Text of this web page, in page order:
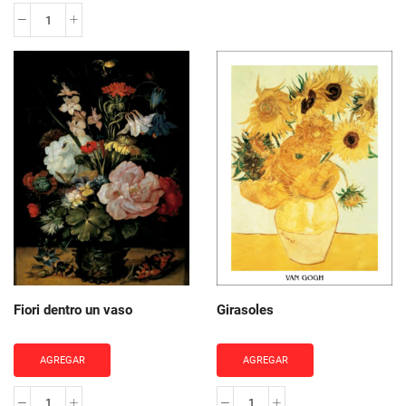
Girasoli
cantidad
Fiori dentro un vaso
AGREGAR
Girasoles
AGREGAR